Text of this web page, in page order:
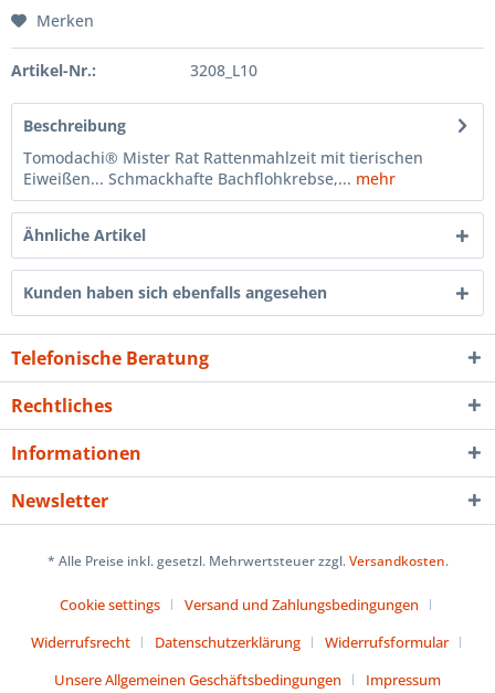
Merken
Artikel-Nr.: 3208_L10
Beschreibung
Tomodachi® Mister Rat Rattenmahlzeit mit tierischen
Eiweißen... Schmackhafte Bachflohkrebse,... mehr
Ähnliche Artikel
Kunden haben sich ebenfalls angesehen
Telefonische Beratung
Rechtliches
Informationen
Newsletter
* Alle Preise inkl. gesetzl. Mehrwertsteuer zzgl.Versandkosten.
Cookie settings
Versand und Zahlungsbedingungen
Widerrufsrecht
Datenschutzerklärung
Widerrufsformular
Unsere Allgemeinen Geschäftsbedingungen
Impressum